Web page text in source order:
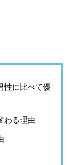
性に比べて優
わる理由